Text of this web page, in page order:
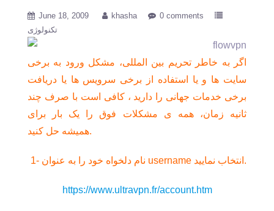
June 18, 2009 khasha
0 comments
تکنولوژی
اگر به خاطر تحریم بین المللی، مشکل ورود به برخی
سایت ها و یا استفاده از برخی سرویس ها یا دریافت
برخی خدمات جهانی را دارید ، کافی است با صرف چند
ثانیه زمان، همه ی مشکلات فوق را یک بار برای
همیشه حل کنید.
1- نام دلخواه خود را به عنوان username انتخاب نمایید.
https://www.ultravpn.fr/account.htm